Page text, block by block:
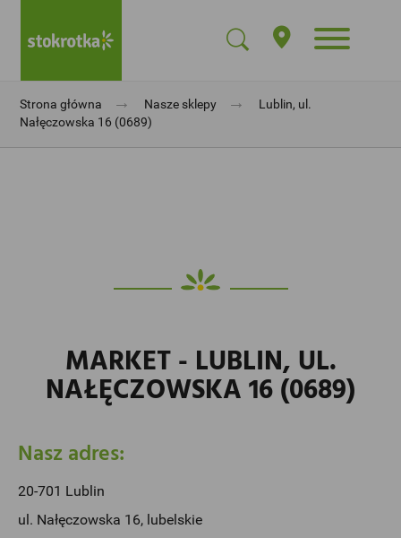
Strona główna → Nasze sklepy →
Lublin, ul.
Nałęczowska 16 (0689)
MARKET - LUBLIN, UL.
NAŁĘCZOWSKA 16 (0689)
Nasz adres:
20-701 Lublin
ul. Nałęczowska 16, lubelskie